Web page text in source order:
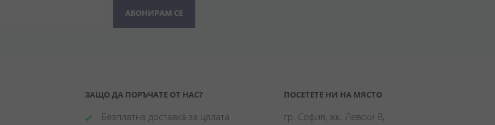
АБОНИРАМ СЕ
ЗАЩО ДА ПОРЪЧАТЕ ОТ НАС?
Безплатна доставка за цялата
ПОСЕТЕТЕ НИ НА МЯСТО
гр. София, жк. Левски В,